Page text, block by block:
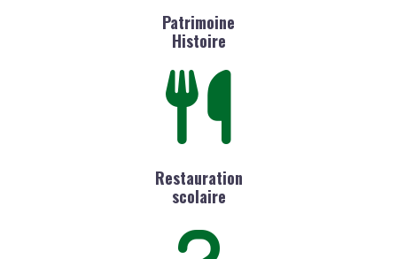
Patrimoine
Histoire
Restauration
scolaire